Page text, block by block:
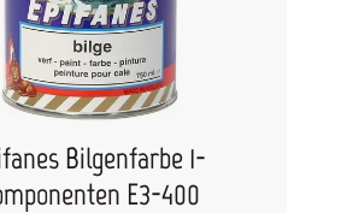
Bilgenfarbe 1-
E3-400